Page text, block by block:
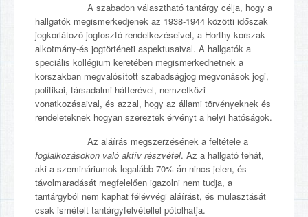
A szabadon választható tantárgy célja, hogy a
hallgatók megismerkedjenek az 1938-1944 közötti időszak
jogkorlátozó-jogfosztó rendelkezéseivel, a Horthy-korszak
alkotmány-és jogtörténeti aspektusaival. A hallgatók a
speciális kollégium keretében megismerkedhetnek a
korszakban megvalósított szabadságjog megvonások jogi,
politikai, társadalmi hátterével, nemzetközi
vonatkozásaival, és azzal, hogy az állami törvényeknek és
rendeleteknek hogyan szereztek érvényt a helyi hatóságok.
Az aláírás megszerzésének a feltétele a
foglalkozásokon való aktív részvétel. Az a hallgató tehát,
aki a szemináriumok legalább 70%-án nincs jelen, és
távolmaradását megfelelően igazolni nem tudja, a
tantárgyból nem kaphat félévvégi aláírást, és mulasztását
csak ismételt tantárgyfelvétellel pótolhatja.